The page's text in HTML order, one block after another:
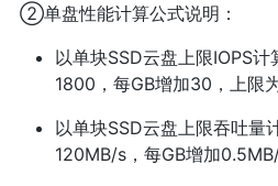
②单盘性能计算公式说明：
以单块SSD云盘上限IOPS
1800，每GB增加30，上限
以单块SSD云盘上限吞吐量
120MB/s，每GB增加